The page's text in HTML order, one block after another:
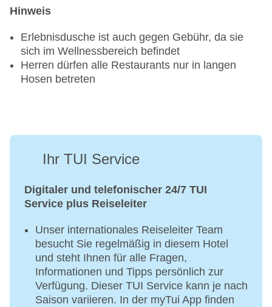
Hinweis
Erlebnisdusche ist auch gegen Gebühr, da sie
sich im Wellnessbereich befindet
Herren dürfen alle Restaurants nur in langen
Hosen betreten
Ihr TUI Service
Digitaler und telefonischer 24/7 TUI
Service plus Reiseleiter
Unser internationales Reiseleiter Team
besucht Sie regelmäßig in diesem Hotel
und steht Ihnen für alle Fragen,
Informationen und Tipps persönlich zur
Verfügung. Dieser TUI Service kann je nach
Saison variieren. In der myTui App finden